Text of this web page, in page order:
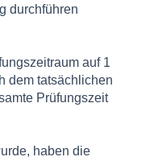
durchführen
auf 1
dem tatsächlichen
Prüfungszeit
haben die